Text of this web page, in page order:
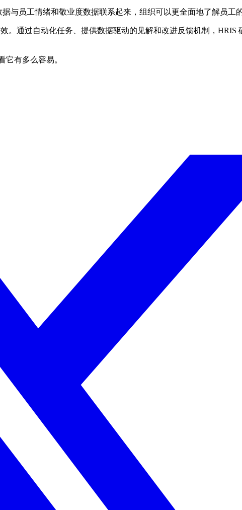
与员工情绪和敬业度数据联系起来，组织可以更全面地了解员工
通过自动化任务、提供数据驱动的见解和改进反馈机制，HRIS
它有多么容易。